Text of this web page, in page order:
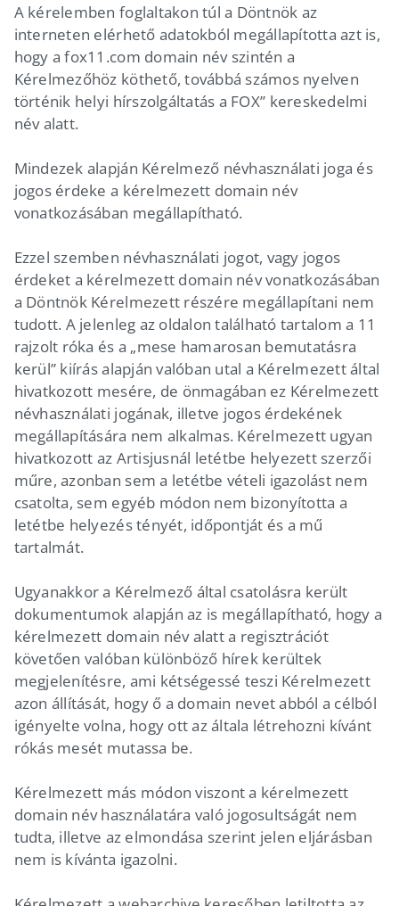
A kérelemben foglaltakon túl a Döntnök az
interneten elérhető adatokból megállapította azt is,
hogy a fox11.com domain név szintén a
Kérelmezőhöz köthető, továbbá számos nyelven
történik helyi hírszolgáltatás a FOX’’ kereskedelmi
név alatt.
Mindezek alapján Kérelmező névhasználati joga és
jogos érdeke a kérelmezett domain név
vonatkozásában megállapítható.
Ezzel szemben névhasználati jogot, vagy jogos
érdeket a kérelmezett domain név vonatkozásában
a Döntnök Kérelmezett részére megállapítani nem
tudott. A jelenleg az oldalon található tartalom a 11
rajzolt róka és a „mese hamarosan bemutatásra
kerül” kiírás alapján valóban utal a Kérelmezett által
hivatkozott mesére, de önmagában ez Kérelmezett
névhasználati jogának, illetve jogos érdekének
megállapítására nem alkalmas. Kérelmezett ugyan
hivatkozott az Artisjusnál letétbe helyezett szerzői
műre, azonban sem a letétbe vételi igazolást nem
csatolta, sem egyéb módon nem bizonyította a
letétbe helyezés tényét, időpontját és a mű
tartalmát.
Ugyanakkor a Kérelmező által csatolásra került
dokumentumok alapján az is megállapítható, hogy a
kérelmezett domain név alatt a regisztrációt
követően valóban különböző hírek kerültek
megjelenítésre, ami kétségessé teszi Kérelmezett
azon állítását, hogy ő a domain nevet abból a célból
igényelte volna, hogy ott az általa létrehozni kívánt
rókás mesét mutassa be.
Kérelmezett más módon viszont a kérelmezett
domain név használatára való jogosultságát nem
tudta, illetve az elmondása szerint jelen eljárásban
nem is kívánta igazolni.